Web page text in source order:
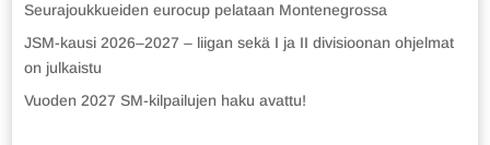
Seurajoukkueiden eurocup pelataan Montenegrossa
JSM-kausi 2026–2027 – liigan sekä I ja II divisioonan ohjelmat
on julkaistu
Vuoden 2027 SM-kilpailujen haku avattu!